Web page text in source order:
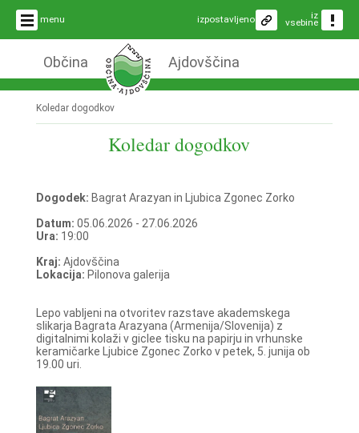
menu iz
vsebine
izpostavljeno
Občina Ajdovščina
Koledar dogodkov
Koledar dogodkov
Dogodek: Bagrat Arazyan in Ljubica Zgonec Zorko
Datum: 05.06.2026 - 27.06.2026
Ura: 19:00
Kraj: Ajdovščina
Lokacija: Pilonova galerija
Lepo vabljeni na otvoritev razstave akademskega
slikarja Bagrata Arazyana (Armenija/Slovenija) z
digitalnimi kolaži v giclee tisku na papirju in vrhunske
keramičarke Ljubice Zgonec Zorko v petek, 5. junija ob
19.00 uri.